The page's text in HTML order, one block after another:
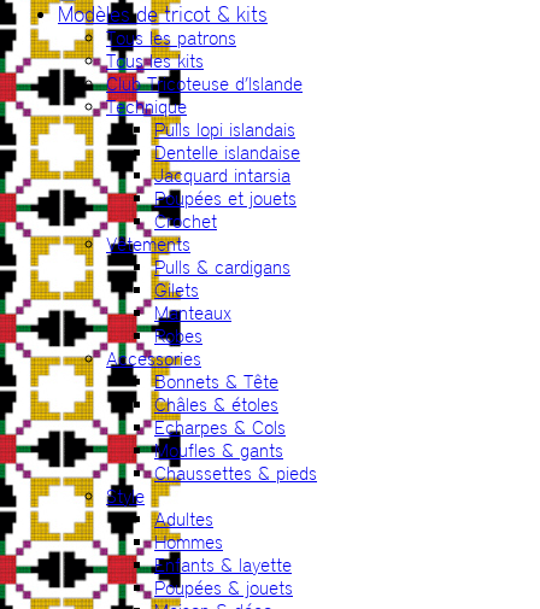
Modèles de tricot & kits
Tous les patrons
Tous les kits
Club Tricoteuse d’Islande
Technique
Pulls lopi islandais
Dentelle islandaise
Jacquard intarsia
Poupées et jouets
Crochet
Vêtements
Pulls & cardigans
Gilets
Manteaux
Robes
Accessories
Bonnets & Tête
Châles & étoles
Echarpes & Cols
Moufles & gants
Chaussettes & pieds
Style
Adultes
Hommes
Enfants & layette
Poupées & jouets